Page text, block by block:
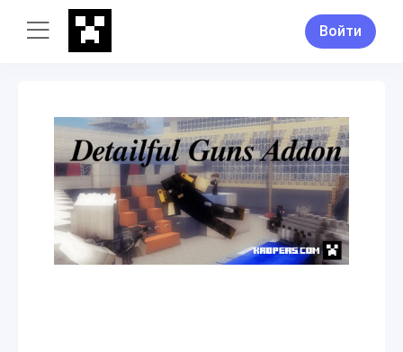
Войти